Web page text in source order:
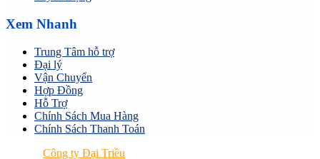
Xem Nhanh
Trung Tâm hỗ trợ
Đại lý
Vận Chuyển
Hợp Đồng
Hỗ Trợ
Chính Sách Mua Hàng
Chính Sách Thanh Toán
Công ty Đại Triều